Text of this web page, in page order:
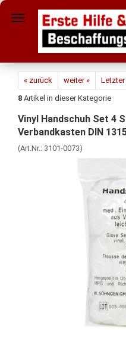
« zurück weiter »
Letzter
8 Artikel in dieser Kategorie
Vinyl Handschuh Set 4
Verbandkasten DIN
(Art.Nr.: 3101-0073)